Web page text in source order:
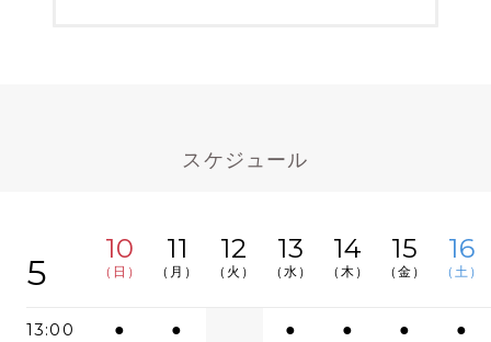
スケジュール
5
10
（日）
11
（月）
12
（火）
13
（水）
14
（木）
15
（金）
16
（土）
13:00 ● ● ● ● ● ●